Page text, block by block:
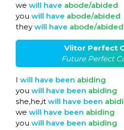
we will have abode/abided
you will have abode/abided
they will have abode/abided
Viitor Perfect
Future Perfect
I will have been abiding
you will have been abiding
she,he,it will have been
we will have been abiding
you will have been abiding